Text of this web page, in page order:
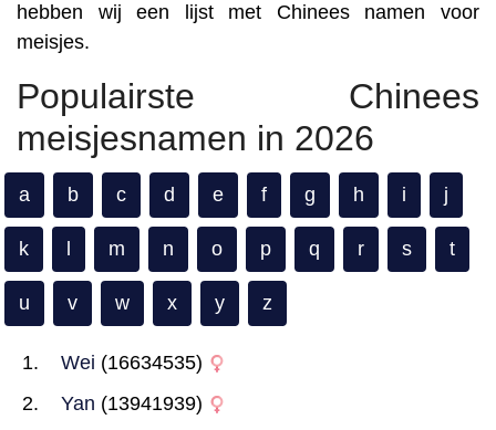
hebben wij een lijst met Chinees namen voor
meisjes.
Populairste Chinees
meisjesnamen in 2026
a b c d e f g h i j
k m n o p q r s t
u v w x y z
Wei (16634535)
Yan (13941939)